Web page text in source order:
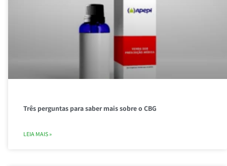
Três perguntas para saber mais sobre o CBG
LEIA MAIS »